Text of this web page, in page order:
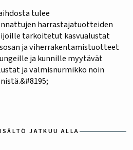
tulee
harrastajatuotteiden
tarkoitetut kasvualustat
ja viherrakentamistuotteet
ja kunnille myytävät
ja valmisnurmikko noin
JATKUU ALLA